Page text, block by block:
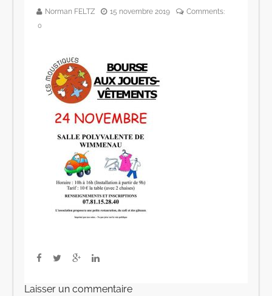
Norman FELTZ 15 novembre 2019 Comments:
0
Laisser un commentaire